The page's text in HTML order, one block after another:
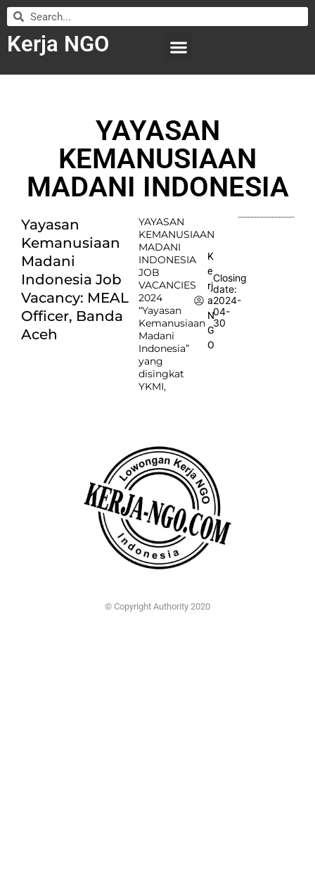
Kerja NGO
YAYASAN
KEMANUSIAAN
MADANI INDONESIA
Yayasan
Kemanusiaan
Madani
Indonesia Job
Vacancy: MEAL
Officer, Banda
Aceh
YAYASAN
KEMANUSIAAN
MADANI
INDONESIA
JOB
VACANCIES
2024
“Yayasan
Kemanusiaan
Madani
Indonesia”
yang
disingkat
YKMI,
K
e
rj
a
N
G
O
Closing
date:
2024-
04-
30
© Copyright Authority 2020